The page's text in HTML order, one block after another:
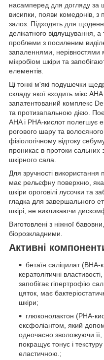
насамперед для догляду за
висипки, появи комедонів, з
залоз. Підходять для
делікатного відлущування,
проблеми з посиленим
запаленнями, нерівностями
мікробіом шкіри та
елементів.
Ці тонкі м'які подушечки
складу якої входить мікс
запатентований комплекс
та протизапальною дією.
AHA і PHA-кислот полегшує
рогового шару та
фізіологічному відтоку
проникає в протоки сальних
шкірного сала.
Для зручності
має рельєфну поверхню,
шкіри ороговілі лусочки та
гладка для завершального
шкірі, не викликаючи
Виготовлені з ніжної
біорозкладними.
Активні
бетаїн саліцилат
кератолітичні
запобігає гіпертрофію
цяток, має
шкіри;
глюконолактон (PHA-
ексфоліантом, який
одночасно зволожуючи
покращує тонус і
еластичною.;